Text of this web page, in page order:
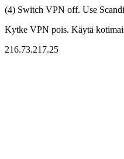
(4) Switch VPN off. Use
Kytke VPN pois. Käytä
216.73.217.25